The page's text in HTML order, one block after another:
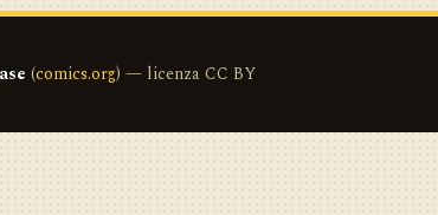
(comics.org) — licenza CC BY